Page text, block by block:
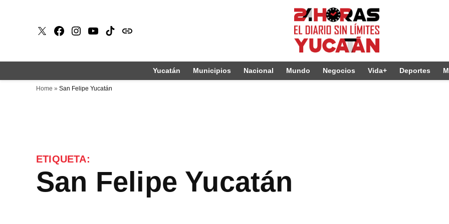
X Faceboook
Instagram
Youtube
Tiktokissuu
Yucatán Municipios Nacional Mundo Negocios Vida+ Deportes
Home » San Felipe Yucatán
ETIQUETA:
San Felipe Yucatán